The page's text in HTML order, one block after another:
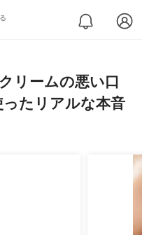
リームの悪い口
たリアルな本音